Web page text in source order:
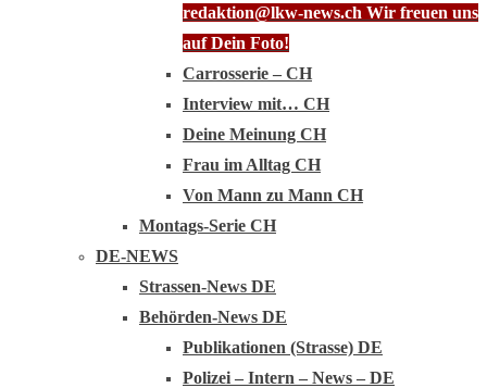
redaktion@lkw-news.ch Wir freuen uns
auf Dein Foto!
Carrosserie – CH
Interview mit… CH
Deine Meinung CH
Frau im Alltag CH
Von Mann zu Mann CH
Montags-Serie CH
DE-NEWS
Strassen-News DE
Behörden-News DE
Publikationen (Strasse) DE
Polizei – Intern – News – DE